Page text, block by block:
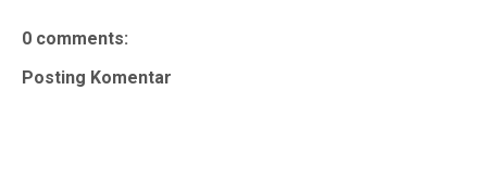
0 comments:
Posting Komentar